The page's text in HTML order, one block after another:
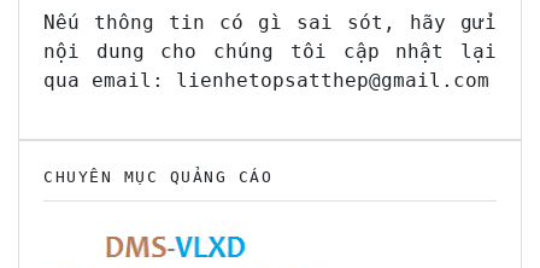
Nếu thông tin có gì sai sót, hãy gửi
nội dung cho chúng tôi cập nhật lại
qua email: lienhetopsatthep@gmail.com
CHUYÊN MỤC QUẢNG CÁO